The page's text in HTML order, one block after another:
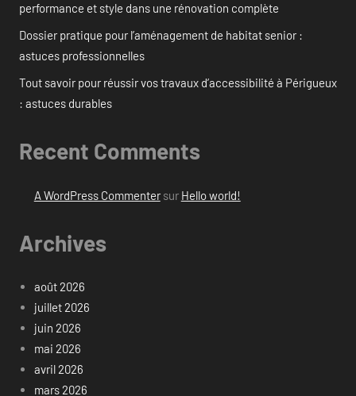
performance et style dans une rénovation complète
Dossier pratique pour l’aménagement de habitat senior :
astuces professionnelles
Tout savoir pour réussir vos travaux d’accessibilité à Périgueux
: astuces durables
Recent Comments
A WordPress Commentersur Hello world!
Archives
août 2026
juillet 2026
juin 2026
mai 2026
avril 2026
mars 2026